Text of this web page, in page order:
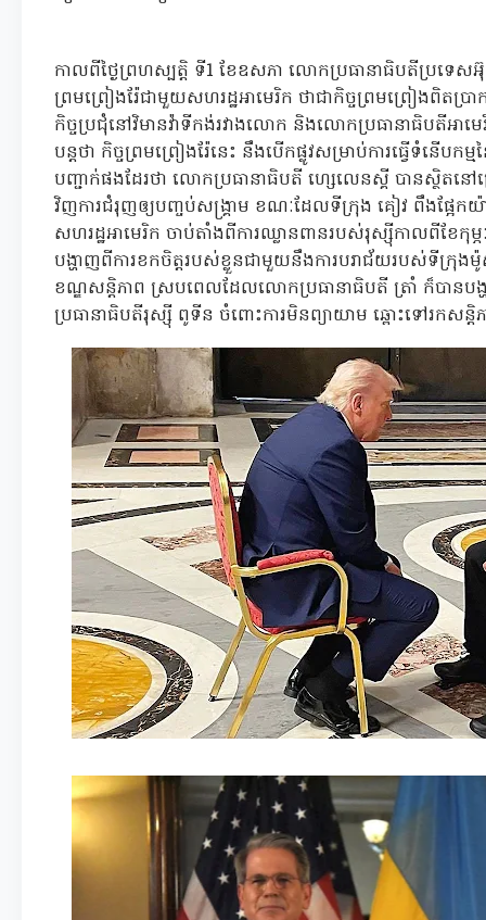
កាលពីថ្ងៃព្រហស្បត្តិ ទី1 ខែឧសភា លោកប្រធានាធិបតីប្រទេស
ព្រមព្រៀងរ៉ែជាមួយសហរដ្ឋអាមេរិក ថាជាកិច្ចព្រមព្រៀងពិត
កិច្ចប្រជុំនៅវិមានវ៉ាទីកង់រវាងលោក និងលោកប្រធានាធិបតីអ
បន្តថា កិច្ចព្រមព្រៀងរ៉ែនេះ នឹងបើកផ្លូវសម្រាប់ការធ្វើទំនើប
បញ្ជាក់ផងដែរថា លោកប្រធានាធិបតី ហ្សេលេនស្គី បានស្ថិតន
វិញការជំរុញឲ្យបញ្ចប់សង្រ្គាម ខណៈដែលទីក្រុង គៀវ ពឹងផ្អែកយ៉
សហរដ្ឋអាមេរិក ចាប់តាំងពីការឈ្លានពានរបស់រុស្ស៊ីកាលពីខែកុម្
បង្ហាញពីការខកចិត្តរបស់ខ្លួនជាមួយនឹងការបរាជ័យរបស់ទីក្រុ
ខណ្ឌសន្តិភាព ស្របពេលដែលលោកប្រធានាធិបតី ត្រាំ ក៏បានប
ប្រធានាធិបតីរុស្ស៊ី ពូទីន ចំពោះការមិនព្យាយាម ឆ្ពោះទៅរកសន្តិ